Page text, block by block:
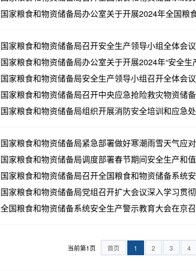
国家粮食和物资储备局办公室关于开展2024年全国粮
国家粮食和物资储备局召开安全生产领导小组全体会
国家粮食和物资储备局办公室关于开展2024年“安全生
国家粮食和物资储备局安全生产领导小组召开全体会议
国家粮食和物资储备局召开中央应急抢险救灾物资储
国家粮食和物资储备局组织开展消防安全培训和应急
国家粮食和物资储备局紧急部署做好寒潮雨雪天气应
国家粮食和物资储备局调度部署春节期间安全生产和
国家粮食和物资储备局召开全国粮食和物资储备系统
国家粮食和物资储备局党组召开扩大会议深入学习贯
全国粮食和物资储备系统安全生产警示教育大会在京
当前第1页 首页 1 2 3 4